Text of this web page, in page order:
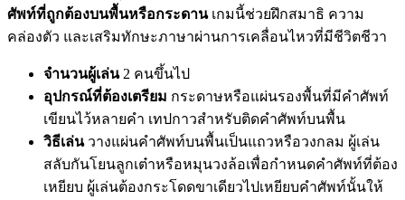
ศัพท์ที่ถูกต้องบนพื้นหรือกระดานเกมนี้ช่วยฝึกสมาธิ ความ
คล่องตัว และเสริมทักษะภาษาผ่านการเคลื่อนไหวที่มีชีวิตชีวา
จำนวนผู้เล่น 2 คนขึ้นไป
อุปกรณ์ที่ต้องเตรียม กระดาษหรือแผ่นรองพื้นที่มีคำศัพท์
เขียนไว้หลายคำ เทปกาวสำหรับติดคำศัพท์บนพื้น
วิธีเล่น วางแผ่นคำศัพท์บนพื้นเป็นแถวหรือวงกลม ผู้เล่น
สลับกันโยนลูกเต๋าหรือหมุนวงล้อเพื่อกำหนดคำศัพท์ที่ต้อง
เหยียบ ผู้เล่นต้องกระโดดขาเดียวไปเหยียบคำศัพท์นั้นให้